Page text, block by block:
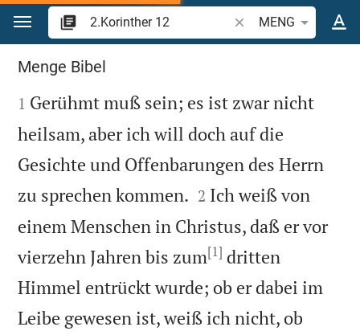
Zum Inhalt springen
Bibelstelle oder
MENG
2.Korinther 12
Menge Bibel

1 Gerühmt muß sein; es ist zwar nicht
heilsam, aber ich will doch auf die
Gesichte und Offenbarungen des Herrn
zu sprechen kommen. 

2 Ich weiß von
einem Menschen in Christus, daß er vor
vierzehn Jahren bis zum[1] dritten
Himmel entrückt wurde; ob er dabei im
Leibe gewesen ist, weiß ich nicht, ob